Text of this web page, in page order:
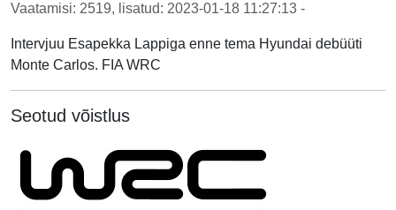
Vaatamisi: 2519, lisatud: 2023-01-18 11:27:13 -
Intervjuu Esapekka Lappiga enne tema Hyundai debüüti
Monte Carlos. FIA WRC
Seotud võistlus